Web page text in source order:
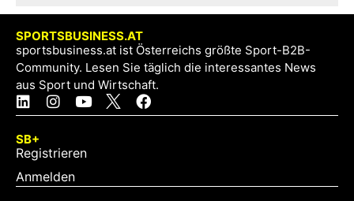
SPORTSBUSINESS.AT
sportsbusiness.at ist Österreichs größte Sport-B2B-
Community. Lesen Sie täglich die interessantes News
aus Sport und Wirtschaft.
SB+
Registrieren
Anmelden